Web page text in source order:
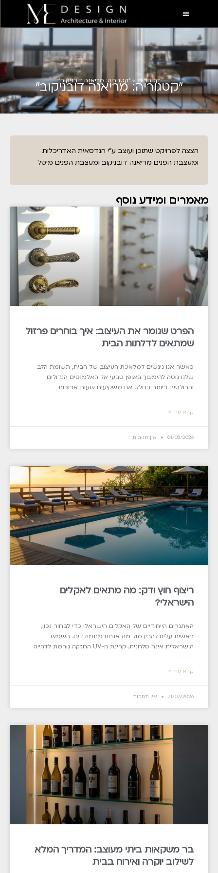
דף הבית »"קטגוריה: מריאנה דובניקוב"
"קטגוריה: מריאנה דובניקוב"
הצצה לפרויקט שתוכן ועוצב ע”י הנדסאית האדריכלות
ומעצבת הפנים מריאנה דובניקוב ומעצבת הפנים מיטל
מאמרים ומידע נוסף
הפרט שגומר את העיצוב: איך בוחרים פרזול
שמתאים לדלתות הבית
כאשר אנו ניגשים למלאכת העיצוב של הבית, תשומת הלב
שלנו נוטה להימשך באופן טבעי אל האלמנטים הגדולים
והבולטים ביותר בחלל. אנו משקיעים שעות ארוכות
קרא עוד »
01/08/2026 אין תגובות
ריצוף חוץ ודק: מה מתאים לאקלים
הישראלי?
האתגרים הייחודיים של האקלים הישראלי כדי לבחור נכון,
ראשית עלינו להבין מול מה אנחנו מתמודדים. השמש
הישראלית אינה סלחנית. קרינת ה-UV החזקה גורמת לדהייה
קרא עוד »
31/07/2026 אין תגובות
בר משקאות ביתי מעוצב: המדריך המלא
לשילוב יוקרה ואירוח בבית